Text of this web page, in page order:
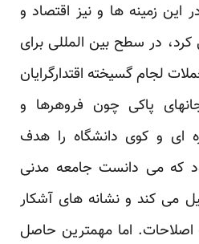
این زمینه ها و نیز اقتصاد و
در سطح بین المللی برای
لجام گسیخته اقتدارگرایان
پاکی چون فروهرها و
ای و کوی دانشگاه را هدف
که می دانست جامعه مدنی
می کند و نشانه های آشکار
اما مهمترین حاصل